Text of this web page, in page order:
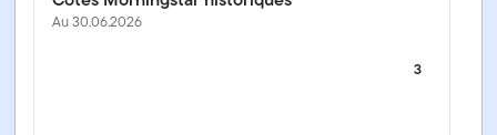
Au 30.06.2026
3